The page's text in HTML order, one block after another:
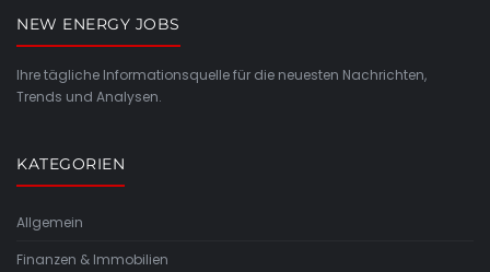
NEW ENERGY JOBS
Ihre tägliche Informationsquelle für die neuesten Nachrichten,
Trends und Analysen.
KATEGORIEN
Allgemein
Finanzen & Immobilien